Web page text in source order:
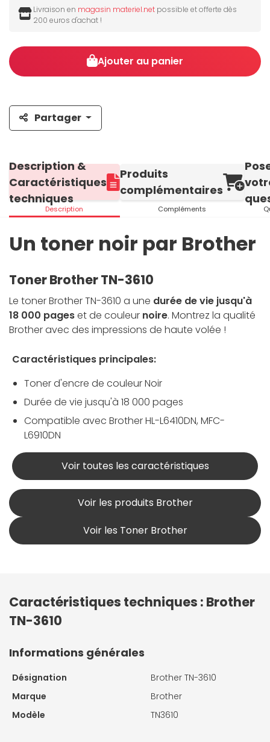
Livraison en magasin materiel.net possible et offerte dès
200 euros d'achat !
Ajouter au panier
Partager
Description &
Caractéristiques
techniques
Description
Produits
complémentaires
Compléments
Un toner noir par Brother
Toner Brother TN-3610
Le toner Brother TN-3610 a une durée de vie jusqu'à
18 000 pageset de couleur noire. Montrez la qualité
Brother avec des impressions de haute volée !
Caractéristiques principales:
Toner d'encre de couleur Noir
Durée de vie jusqu'à 18 000 pages
Compatible avec Brother HL-L6410DN, MFC-
L6910DN
Voir toutes les caractéristiques
Voir les produits Brother
Voir les Toner Brother
Caractéristiques techniques : Brother
TN-3610
Informations générales
Désignation
Brother TN-3610
Marque
Brother
Modèle
TN3610